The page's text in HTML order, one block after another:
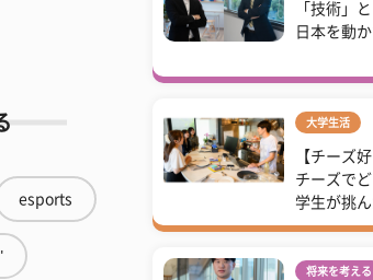
esports
「技術」
日本を動
大学生活
【チーズ
チーズで
学生が挑ん
将来を考える